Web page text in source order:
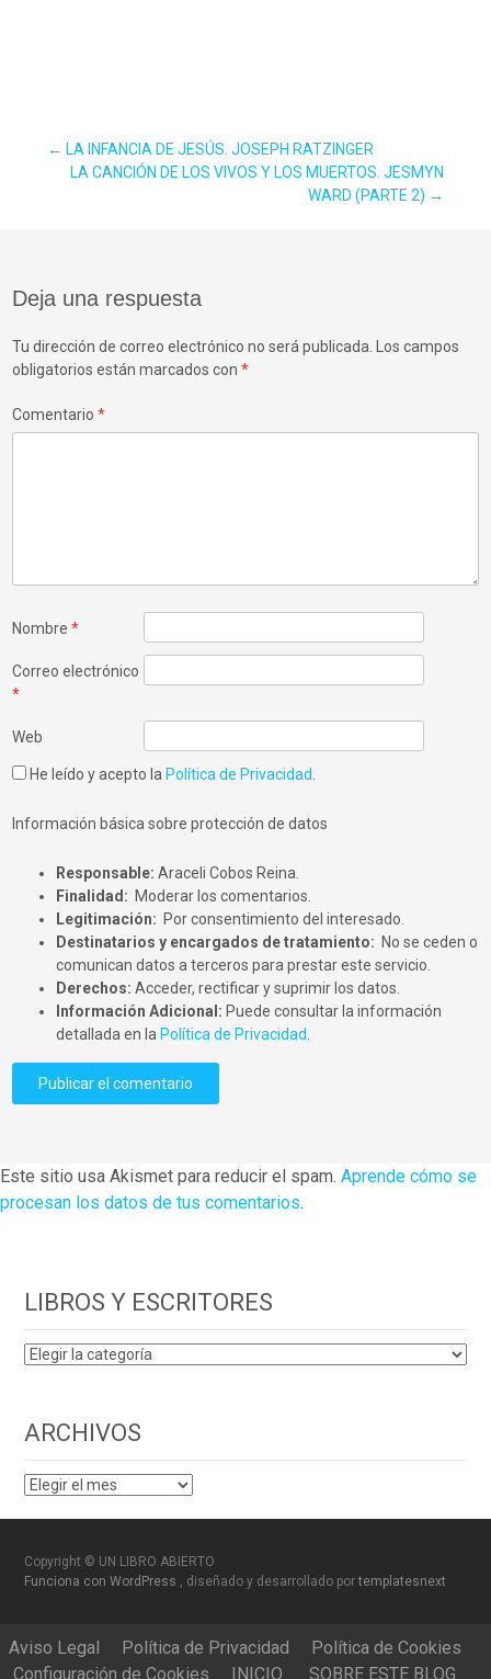
Navegación
entradas
← LA INFANCIA DE JESÚS. JOSEPH RATZINGER
LA CANCIÓN DE LOS VIVOS Y LOS MUERTOS. JESMYN
WARD (PARTE 2) →
Deja una respuesta
Tu dirección de correo electrónico no será publicada.
Los campos
obligatorios están marcados con*
Comentario*
Nombre*
Correo electrónico
*
Web
He leído y acepto la Política de Privacidad
Información básica sobre protección de datos
Responsable: Araceli Cobos Reina.
Finalidad: Moderar los comentarios.
Legitimación: Por consentimiento del interesado.
Destinatarios y encargados de tratamiento: No se ceden o
comunican datos a terceros para prestar este servicio.
Derechos: Acceder, rectificar y suprimir los datos.
Información Adicional: Puede consultar la información
detallada en la Política de Privacidad
Este sitio usa Akismet para reducir el spam. Aprende cómo se
procesan los datos de tus comentarios.
LIBROS Y ESCRITORES
LIBROS
ARCHIVOS
ARCHIVOS
Copyright © UN LIBRO ABIERTO
Funciona con WordPress , diseñado y desarrollado portemplatesnext
Aviso Legal Política de Privacidad
Política de Cookies
Configuración de Cookies
INICIO SOBRE ESTE BLOG